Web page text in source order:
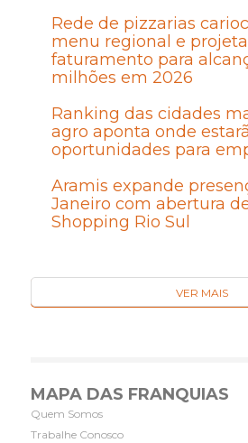
Rede de pizzarias
menu regional e
faturamento para
milhões em 2026
Ranking das cidades
agro aponta onde
oportunidades para
Aramis expande
Janeiro com abertura
Shopping Rio Sul
VER MAIS
MAPA DAS FRANQUIAS
Quem Somos
Trabalhe Conosco